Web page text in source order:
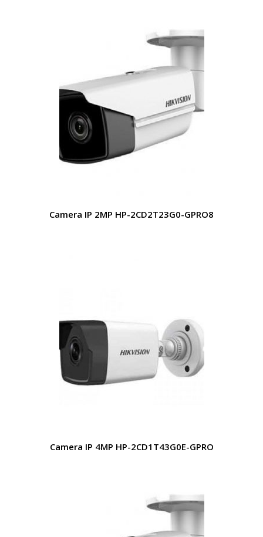
Camera IP 2MP HP-2CD2T23G0-GPRO8
Camera IP 4MP HP-2CD1T43G0E-GPRO